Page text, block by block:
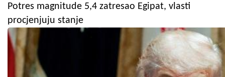
Potres magnitude 5,4 zatresao Egipat, vlasti
procjenjuju stanje